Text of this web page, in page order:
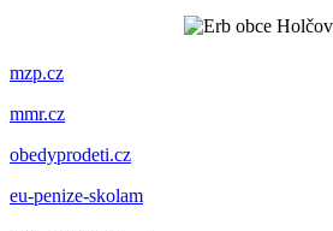
mzp.cz
mmr.cz
obedyprodeti.cz
eu-penize-skolam